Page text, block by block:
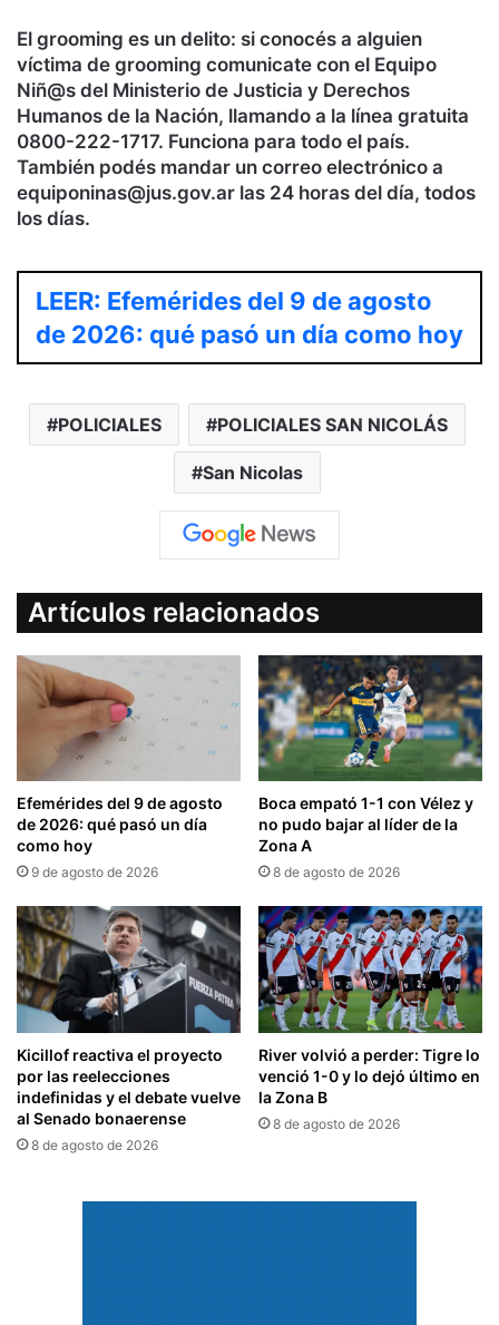
El grooming es un delito: si conocés a alguien
víctima de grooming comunicate con el Equipo
Niñ@s del Ministerio de Justicia y Derechos
Humanos de la Nación, llamando a la línea gratuita
0800-222-1717. Funciona para todo el país.
También podés mandar un correo electrónico a
equiponinas@jus.gov.ar las 24 horas del día, todos
los días.
LEER: Efemérides del 9 de agosto
de 2026: qué pasó un día como hoy
POLICIALES POLICIALES SAN NICOLÁS
San Nicolas
Artículos relacionados
Efemérides del 9 de agosto
de 2026: qué pasó un día
como hoy
9 de agosto de 2026
Boca empató 1-1 con Vélez y
no pudo bajar al líder de la
Zona A
8 de agosto de 2026
Kicillof reactiva el proyecto
por las reelecciones
indefinidas y el debate vuelve
al Senado bonaerense
8 de agosto de 2026
River volvió a perder: Tigre lo
venció 1-0 y lo dejó último en
la Zona B
8 de agosto de 2026